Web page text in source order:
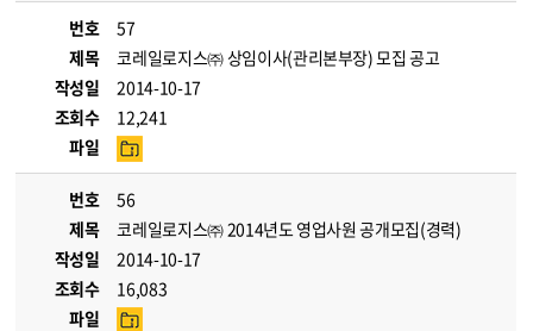
번호
57
제목
코레일로지스㈜ 상임이사(관리본부장) 모집 공고
작성일
2014-10-17
조회수
12,241
파일
번호
56
제목
코레일로지스㈜ 2014년도 영업사원 공개모집(경력)
작성일
2014-10-17
조회수
16,083
파일